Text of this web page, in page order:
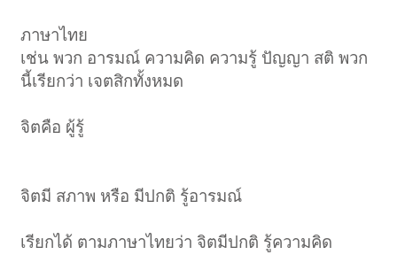
ภาษาไทย
เช่น พวก อารมณ์ ความคิด ความรู้ ปัญญา สติ พวก
นี้เรียกว่า เจตสิกทั้งหมด
จิตคือ ผู้รู้
จิตมี สภาพ หรือ มีปกติ รู้อารมณ์
เรียกได้ ตามภาษาไทยว่า จิตมีปกติ รู้ความคิด